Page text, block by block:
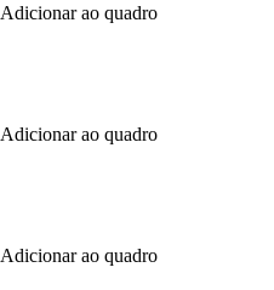
Adicionar ao quadro
Adicionar ao quadro
Adicionar ao quadro